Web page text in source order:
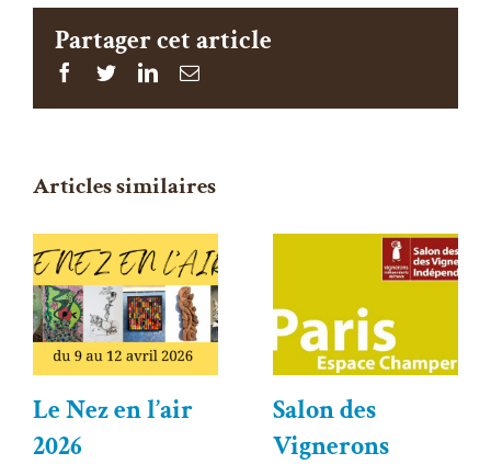
Partager cet article
Facebook
TwitterLinkedinEmail
Articles similaires
Le Nez en l’air
2026
Salon des
Vignerons